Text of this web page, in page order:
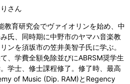
さん
教育研究会でヴァイオリンを始め、中
氏、同時期に中野市のヤマハ音楽教
ンを須坂市の笠井美智子氏に学ぶ。
、学費全額免除並びにABRSM奨学生
学士、修士課程修了。修了時、最高
of Music (Dip. RAM)とRegency